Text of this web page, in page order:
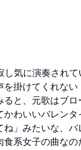
し気に演奏され
掛けてくれな
と、元歌はブ
わいいバレンタ
」みたいな、
系女子の曲なの